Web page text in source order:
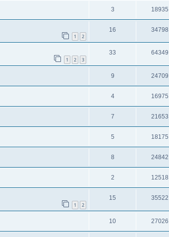
3 18935
1 2
16 34798
1 2 3
33 64349
9 24709
4 16975
7 21653
5 18175
8 24842
2 12518
1 2
15 35522
10 27026